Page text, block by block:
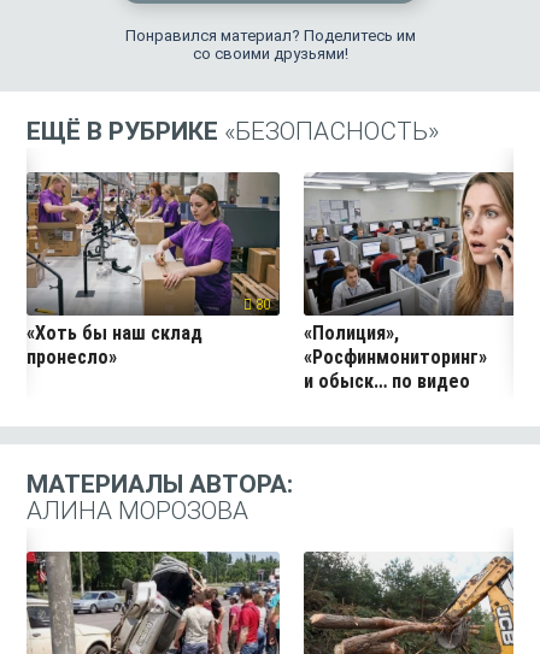
Понравился материал? Поделитесь им
со своими друзьями!
ЕЩЁ В РУБРИКЕ «БЕЗОПАСНОСТЬ»
80
«Хоть бы наш склад
пронесло»
«Полиция»,
«Росфинмониторинг»
и обыск… по видео
МАТЕРИАЛЫ АВТОРА:
АЛИНА МОРОЗОВА